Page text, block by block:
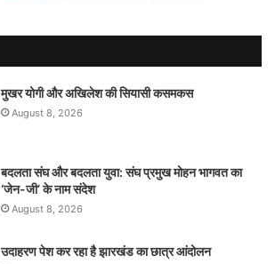
मुखर योगी और अखिलेश की सियासी कसमकस
August 8, 2026
बदलता संघ और बदलता युवा: संघ प्रमुख मोहन भागवत का
‘जेन-जी’ के नाम संदेश
August 8, 2026
उदाहरण पेश कर रहा है झारखंड का छात्र आंदोलन